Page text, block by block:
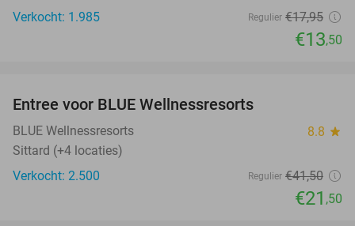
Verkocht: 1.985
Regulier €17,95
€13,50
Entree voor BLUE Wellnessresorts
BLUE Wellnessresorts 8.8 star
Sittard (+4 locaties)
Verkocht: 2.500
Regulier €41,50
€21 ,50